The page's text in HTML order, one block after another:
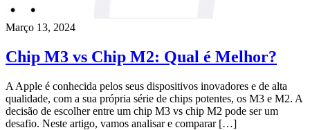
Março 13, 2024
Chip M3 vs Chip M2: Qual é Melhor?
A Apple é conhecida pelos seus dispositivos inovadores e de alta
qualidade, com a sua própria série de chips potentes, os M3 e M2. A
decisão de escolher entre um chip M3 vs chip M2 pode ser um
desafio. Neste artigo, vamos analisar e comparar […]